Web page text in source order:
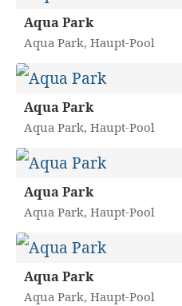
Aqua Park
Aqua Park, Haupt-Pool
Aqua Park
Aqua Park, Haupt-Pool
Aqua Park
Aqua Park, Haupt-Pool
Aqua Park
Aqua Park, Haupt-Pool